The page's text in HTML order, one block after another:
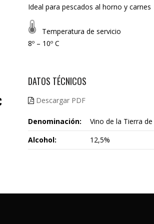
Ideal para pescados al horno y carnes
Temperatura de servicio
8º – 10º C
DATOS TÉCNICOS
Descargar PDF
Denominación:
Vino de la Tierra de
Alcohol:
12,5%